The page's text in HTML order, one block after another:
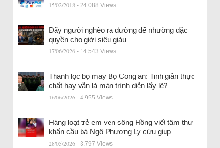
15/02/2018 - 24.088 Views
Đẩy người nghèo ra đường để nhường đặc
quyền cho giới siêu giàu
17/06/2026 - 14.543 Views
Thanh lọc bộ máy Bộ Công an: Tinh giản thực
chất hay vẫn là màn trình diễn lấy lệ?
16/06/2026 - 4.955 Views
Hàng loạt trẻ em ven sông Hồng viết tâm thư
khẩn cầu bà Ngô Phương Ly cứu giúp
28/05/2026 - 3.797 Views